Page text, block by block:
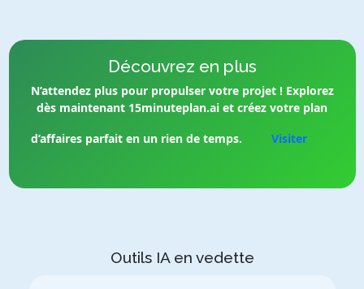
Découvrez en plus
N’attendez plus pour propulser votre projet ! Explorez
dès maintenant 15minuteplan.ai et créez votre plan
d’affaires parfait en un rien de temps.
Visiter
Outils IA en vedette